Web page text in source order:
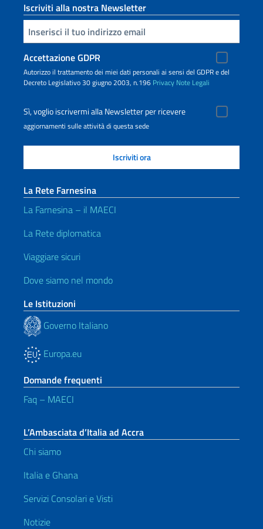
Iscriviti alla nostra Newsletter
Inserisci la tua email
Accettazione GDPR
Autorizzo il trattamento dei miei dati personali ai sensi del GDPR e del
Decreto Legislativo 30 giugno 2003, n.196 Privacy Note Legali
Sì, voglio iscrivermi alla Newsletter per ricevere
aggiornamenti sulle attività di questa sede
La Rete Farnesina
La Farnesina – il MAECI
La Rete diplomatica
Viaggiare sicuri
Dove siamo nel mondo
Le Istituzioni
Governo Italiano
Europa.eu
Domande frequenti
Faq – MAECI
L’Ambasciata d’Italia ad Accra
Chi siamo
Italia e Ghana
Servizi Consolari e Visti
Notizie